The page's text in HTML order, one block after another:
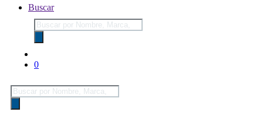
Buscar
Búsqueda
de
productos
0
Búsqueda
de
productos